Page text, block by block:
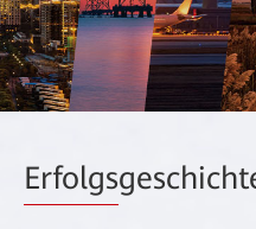
Erfolgs